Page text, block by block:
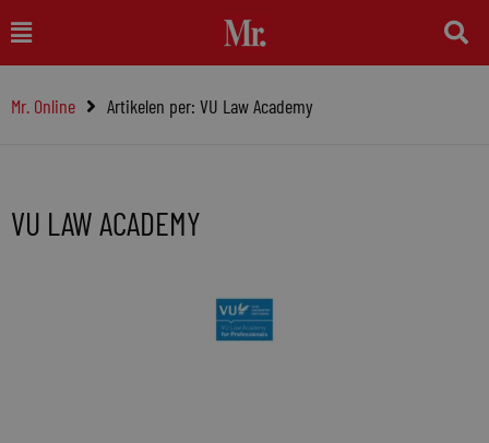
naar
inhoud
Main
Menu
Mr. Online Artikelen per: VU Law Academy
VU LAW ACADEMY